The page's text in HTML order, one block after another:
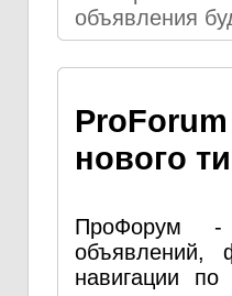
объявления
Pro
нового
ПроФорум -
объявлений,
навигации по